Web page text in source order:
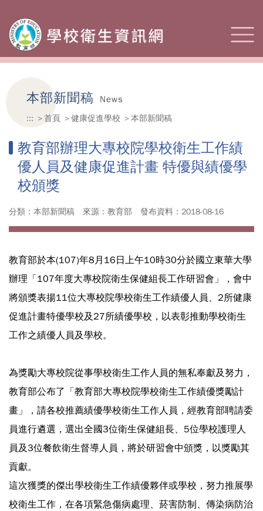
本部新聞稿
News
:::
首頁 健康促進學校 本部新聞稿
教育部辦理大專校院學校衛生工作績
優人員及健康促進計畫 特優與績優學
校頒獎
分類：本部新聞稿 來源：教育部 發布資料：2018-08-16
教育部於本(107)年8月16日上午10時30分於國立東華大學
辦理「107年度大專校院衛生保健組長工作研習會」，會中
將頒獎表揚11位大專校院學校衛生工作績優人員、2所健康
促進計畫特優學校及27所績優學校，以表彰推動學校衛生
工作之績優人員及學校。
為獎勵大專校院從事學校衛生工作人員的無私奉獻及努力，
教育部公布了「教育部大專校院學校衛生工作績優獎勵計
畫」，請各校推薦績優學校衛生工作人員，經教育部聘請委
員進行遴選，選出全國3位衛生保健組長、5位學校護理人
員及3位餐飲衛生督導人員，將於研習會中頒獎，以獎勵其
貢獻。
這次獲獎的傑出學校衛生工作績優夥伴或學校，努力推展學
校衛生工作，在各項緊急傷病處理、菸害防制、傳染病防治